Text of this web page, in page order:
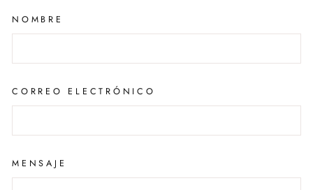
NOMBRE
CORREO ELECTRÓNICO
MENSAJE